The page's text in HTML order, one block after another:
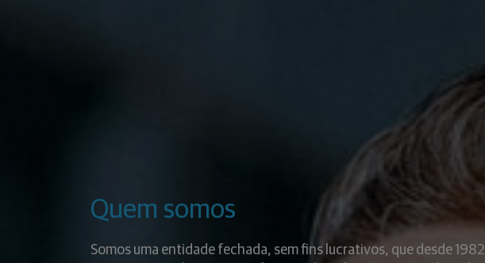
Quem somos
Somos uma entidade fechada, sem fins lucrativos, que desde 1982